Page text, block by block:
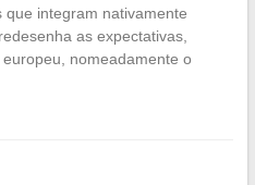
que integram nativamente
as expectativas,
nomeadamente o